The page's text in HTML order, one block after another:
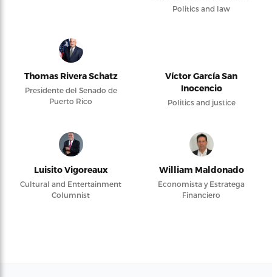
Politics and law
Thomas Rivera Schatz
Presidente del Senado de
Puerto Rico
Víctor García San
Inocencio
Politics and justice
Luisito Vigoreaux
Cultural and Entertainment
Columnist
William Maldonado
Economista y Estratega
Financiero